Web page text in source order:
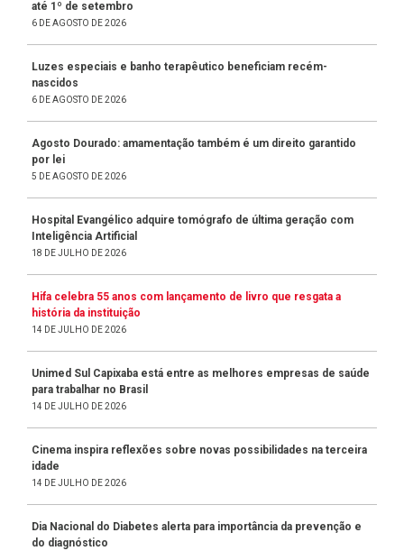
até 1º de setembro
6 DE AGOSTO DE 2026
Luzes especiais e banho terapêutico beneficiam recém-
nascidos
6 DE AGOSTO DE 2026
Agosto Dourado: amamentação também é um direito garantido
por lei
5 DE AGOSTO DE 2026
Hospital Evangélico adquire tomógrafo de última geração com
Inteligência Artificial
18 DE JULHO DE 2026
Hifa celebra 55 anos com lançamento de livro que resgata a
história da instituição
14 DE JULHO DE 2026
Unimed Sul Capixaba está entre as melhores empresas de saúde
para trabalhar no Brasil
14 DE JULHO DE 2026
Cinema inspira reflexões sobre novas possibilidades na terceira
idade
14 DE JULHO DE 2026
Dia Nacional do Diabetes alerta para importância da prevenção e
do diagnóstico